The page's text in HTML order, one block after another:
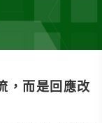
，而是回應改